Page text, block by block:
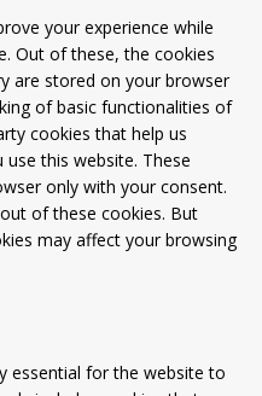
your experience while
Out of these, the cookies
are stored on your browser
of basic functionalities of
cookies that help us
this website. These
only with your consent.
of these cookies. But
may affect your browsing
essential for the website to